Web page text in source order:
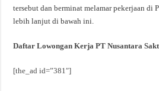
tersebut dan berminat melamar pekerjaan di
lebih lanjut di bawah ini.
Daftar Lowongan Kerja PT Nusantara
[the_ad id=”381″]